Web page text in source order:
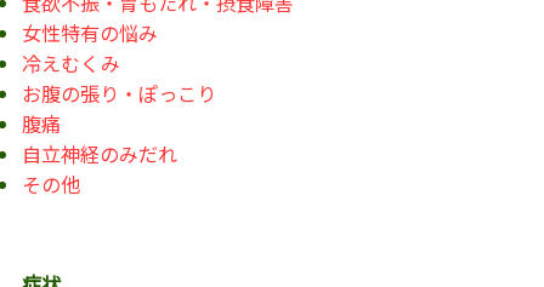
女性特有の悩み
冷えむくみ
お腹の張り・ぽっこり
腹痛
自立神経のみだれ
その他